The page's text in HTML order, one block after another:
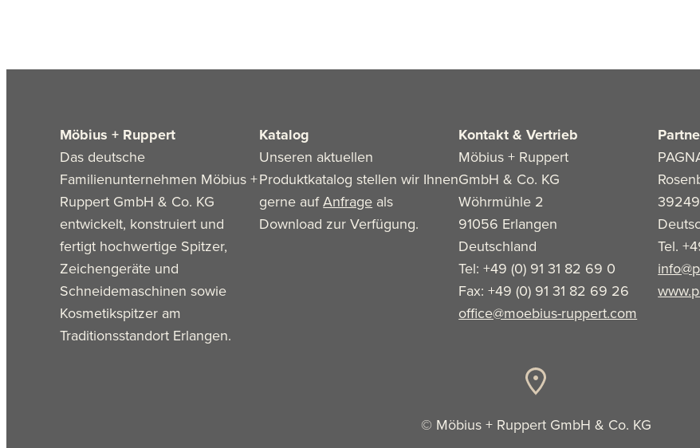
Möbius + Ruppert
Das deutsche
Familienunternehmen Möbius +
Ruppert GmbH & Co. KG
entwickelt, konstruiert und
fertigt hochwertige Spitzer,
Zeichengeräte und
Schneidemaschinen sowie
Kosmetikspitzer am
Traditionsstandort Erlangen.
Katalog
Unseren aktuellen
Produktkatalog stellen wir Ihnen
gerne aufAnfrage als
Download zur Verfügung.
Kontakt & Vertrieb
Möbius + Ruppert
GmbH & Co. KG
Wöhrmühle 2
91056 Erlangen
Deutschland
Tel: +49 (0) 91 31 82 69 0
Fax: +49 (0) 91 31 82 69 26
office@moebius-ruppert.com
Tel.
© Möbius + Ruppert GmbH & Co. KG